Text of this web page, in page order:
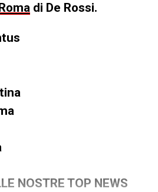
Romadi De Rossi.
NOSTRE TOP NEWS